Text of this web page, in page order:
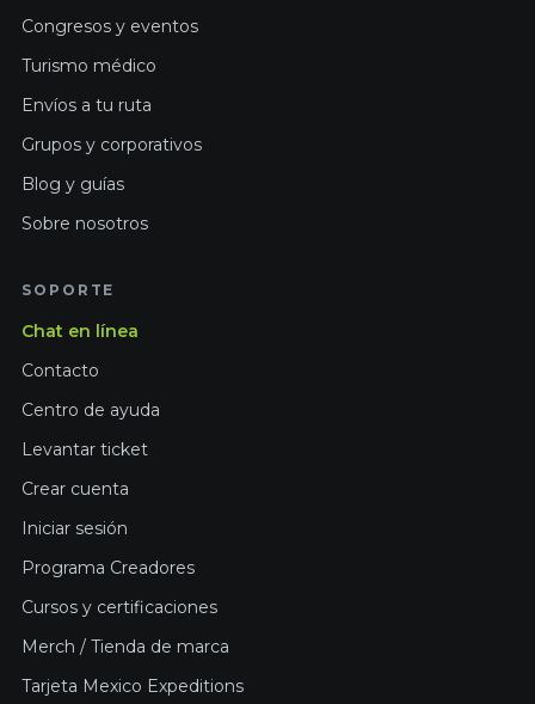
Congresos y eventos
Turismo médico
Envíos a tu ruta
Grupos y corporativos
Blog y guías
Sobre nosotros
SOPORTE
Chat en línea
Contacto
Centro de ayuda
Levantar ticket
Crear cuenta
Iniciar sesión
Programa Creadores
Cursos y certificaciones
Merch / Tienda de marca
Tarjeta Mexico Expeditions